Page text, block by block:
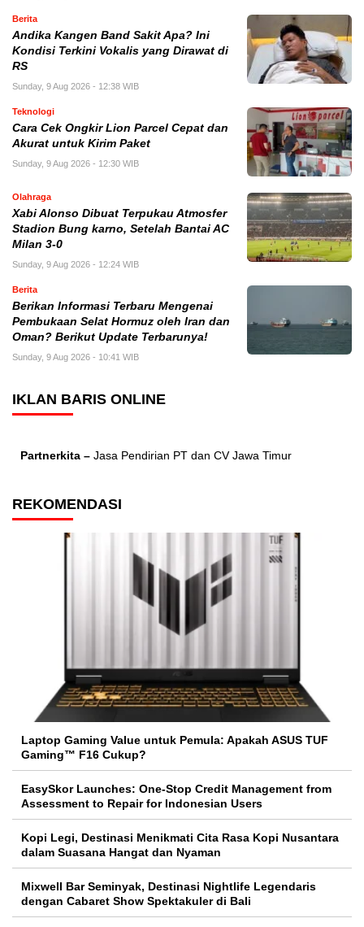
Berita
Andika Kangen Band Sakit Apa? Ini
Kondisi Terkini Vokalis yang Dirawat di
RS
Sunday, 9 Aug 2026 - 12:38 WIB
Teknologi
Cara Cek Ongkir Lion Parcel Cepat dan
Akurat untuk Kirim Paket
Sunday, 9 Aug 2026 - 12:30 WIB
Olahraga
Xabi Alonso Dibuat Terpukau Atmosfer
Stadion Bung karno, Setelah Bantai AC
Milan 3-0
Sunday, 9 Aug 2026 - 12:24 WIB
Berita
Berikan Informasi Terbaru Mengenai
Pembukaan Selat Hormuz oleh Iran dan
Oman? Berikut Update Terbarunya!
Sunday, 9 Aug 2026 - 10:41 WIB
IKLAN BARIS ONLINE
Partnerkita – Jasa Pendirian PT dan CV Jawa Timur
REKOMENDASI
Laptop Gaming Value untuk Pemula: Apakah ASUS TUF
Gaming™ F16 Cukup?
EasySkor Launches: One-Stop Credit Management from
Assessment to Repair for Indonesian Users
Kopi Legi, Destinasi Menikmati Cita Rasa Kopi Nusantara
dalam Suasana Hangat dan Nyaman
Mixwell Bar Seminyak, Destinasi Nightlife Legendaris
dengan Cabaret Show Spektakuler di Bali